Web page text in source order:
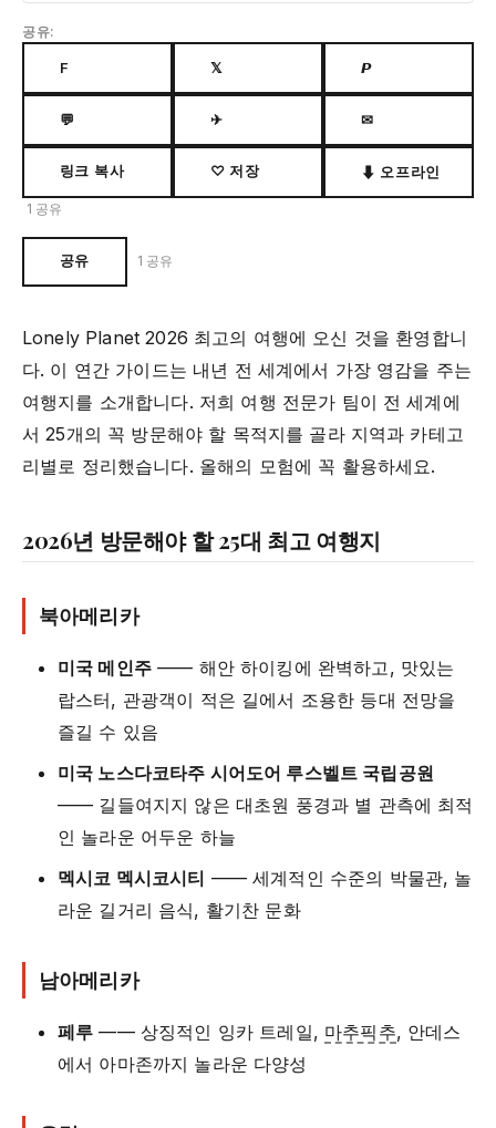
공유:
F 𝕏 𝙋
💬 ✈ ✉
링크 복사 ♡ 저장 ⬇ 오프라인
1 공유
공유 1 공유
Lonely Planet 2026 최고의 여행에 오신 것을 환영합니
다. 이 연간 가이드는 내년 전 세계에서 가장 영감을 주는
여행지를 소개합니다. 저희 여행 전문가 팀이 전 세계에
서 25개의 꼭 방문해야 할 목적지를 골라 지역과 카테고
리별로 정리했습니다. 올해의 모험에 꼭 활용하세요.
2026년 방문해야 할 25대 최고 여행지
북아메리카
미국 메인주—— 해안 하이킹에 완벽하고, 맛있는
랍스터, 관광객이 적은 길에서 조용한 등대 전망을
즐길 수 있음
미국 노스다코타주 시어도어 루스벨트 국립공원
—— 길들여지지 않은 대초원 풍경과 별 관측에 최적
인 놀라운 어두운 하늘
멕시코 멕시코시티 —— 세계적인 수준의 박물관, 놀
라운 길거리 음식, 활기찬 문화
남아메리카
페루 —— 상징적인 잉카 트레일, 마추픽추, 안데스
에서 아마존까지 놀라운 다양성